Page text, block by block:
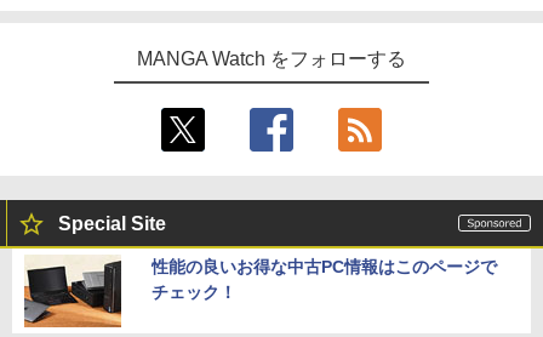
MANGA Watch をフォローする
Special Site
性能の良いお得な中古PC情報はこのページで
チェック！